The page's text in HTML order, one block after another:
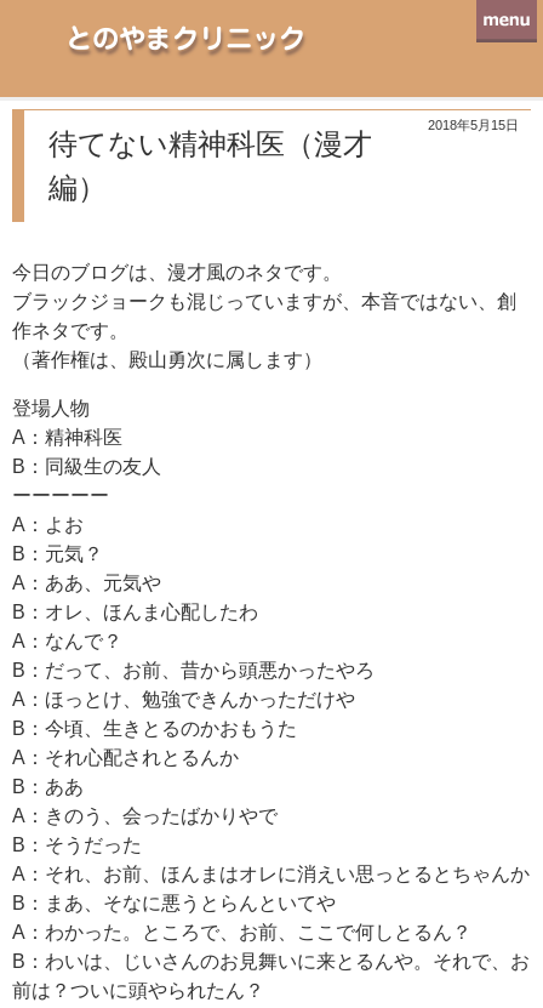
とのやまクリニック
2018年5月15日
待てない精神科医（漫才
編）
今日のブログは、漫才風のネタです。
ブラックジョークも混じっていますが、本音ではない、創
作ネタです。
（著作権は、殿山勇次に属します）
登場人物
A：精神科医
B：同級生の友人
ーーーーー
A：よお
B：元気？
A：ああ、元気や
B：オレ、ほんま心配したわ
A：なんで？
B：だって、お前、昔から頭悪かったやろ
A：ほっとけ、勉強できんかっただけや
B：今頃、生きとるのかおもうた
A：それ心配されとるんか
B：ああ
A：きのう、会ったばかりやで
B：そうだった
A：それ、お前、ほんまはオレに消えい思っとるとちゃんか
B：まあ、そなに悪うとらんといてや
A：わかった。ところで、お前、ここで何しとるん？
B：わいは、じいさんのお見舞いに来とるんや。それで、お
前は？ついに頭やられたん？